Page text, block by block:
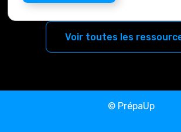
Voir toutes les
© PrépaUp